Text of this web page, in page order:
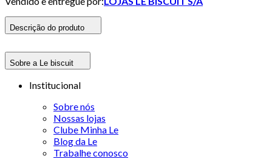
Descrição do produto
Sobre a Le biscuit
Institucional
Sobre nós
Nossas lojas
Clube Minha Le
Blog da Le
Trabalhe conosco